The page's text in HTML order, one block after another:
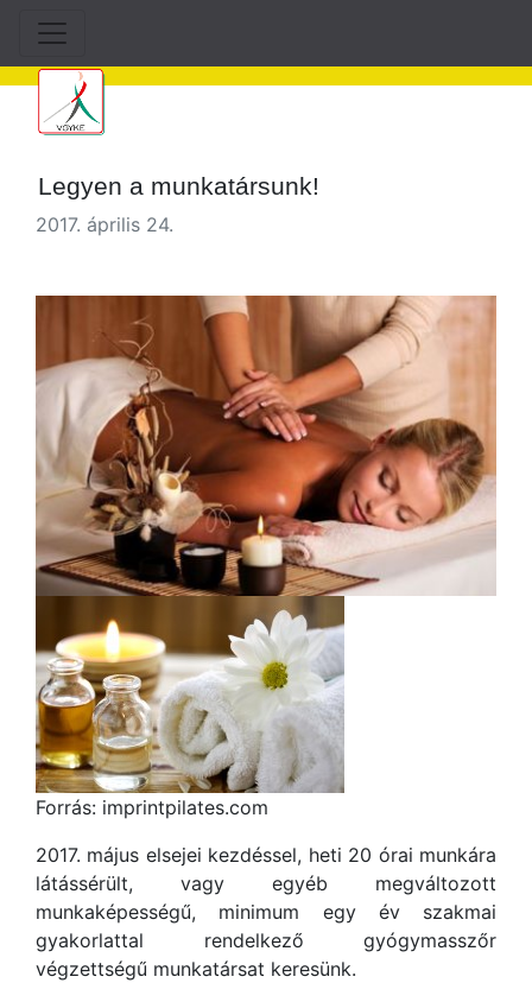
Legyen a munkatársunk!
2017. április 24.
Forrás: imprintpilates.com
2017. május elsejei kezdéssel, heti 20 órai munkára
látássérült, vagy egyéb megváltozott
munkaképességű, minimum egy év szakmai
gyakorlattal rendelkező gyógymasszőr
végzettségű munkatársat keresünk.